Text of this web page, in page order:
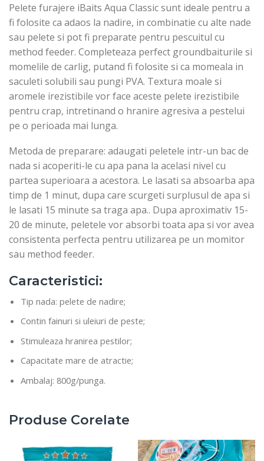
Pelete furajere iBaits Aqua Classic sunt ideale pentru a
fi folosite ca adaos la nadire, in combinatie cu alte nade
sau pelete si pot fi preparate pentru pescuitul cu
method feeder. Completeaza perfect groundbaiturile si
momelile de carlig, putand fi folosite si ca momeala in
saculeti solubili sau pungi PVA. Textura moale si
aromele irezistibile vor face aceste pelete irezistibile
pentru crap, intretinand o hranire agresiva a pestelui
pe o perioada mai lunga.
Metoda de preparare: adaugati peletele intr-un bac de
nada si acoperiti-le cu apa pana la acelasi nivel cu
partea superioara a acestora. Le lasati sa absoarba apa
timp de 1 minut, dupa care scurgeti surplusul de apa si
le lasati 15 minute sa traga apa.. Dupa aproximativ 15-
20 de minute, peletele vor absorbi toata apa si vor avea
consistenta perfecta pentru utilizarea pe un momitor
sau method feeder.
Caracteristici:
Tip nada: pelete de nadire;
Contin fainuri si uleiuri de peste;
Stimuleaza hranirea pestilor;
Capacitate mare de atractie;
Ambalaj: 800g/punga.
Produse Corelate